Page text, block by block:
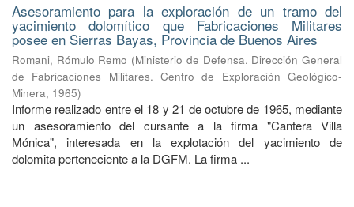
Asesoramiento para la exploración de un tramo del
yacimiento dolomítico que Fabricaciones Militares
posee en Sierras Bayas, Provincia de Buenos Aires
Romani, Rómulo Remo (Ministerio de Defensa. Dirección General
de Fabricaciones Militares. Centro de Exploración Geológico-
Minera, 1965)
Informe realizado entre el 18 y 21 de octubre de 1965, mediante
un asesoramiento del cursante a la firma "Cantera Villa
Mónica", interesada en la explotación del yacimiento de
dolomita perteneciente a la DGFM. La firma ...